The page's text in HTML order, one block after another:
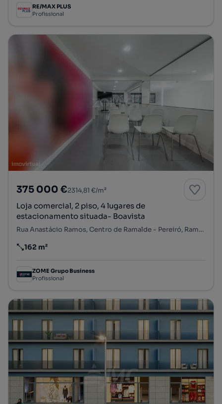
RE/MAX PLUS
Profissional
375 000 €2314,81 €/m²
Loja comercial, 2 piso, 4 lugares de
estacionamento situada- Boavista
Rua Anastácio Ramos, Centro de Ramalde - Pereiró, Ramalde, Porto, Porto
Preço por metro quadrado
162 m²
ZOME Grupo Business
Profissional